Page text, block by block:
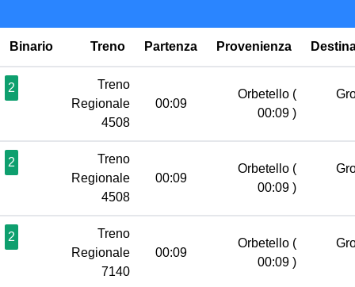
Binario Treno Partenza Provenienza
2
Treno
Regionale
4508
00:09
Orbetello (
00:09 )
2
Treno
Regionale
4508
00:09
Orbetello (
00:09 )
2
Treno
Regionale
7140
00:09
Orbetello (
00:09 )